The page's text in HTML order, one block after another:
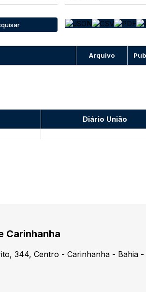
Arquivo
Diário União
Carinhanha
344, Centro - Carinhanha - Bahia -